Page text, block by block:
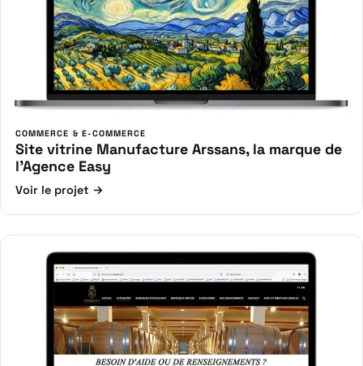
COMMERCE & E-COMMERCE
Site vitrine Manufacture Arssans, la marque de
l’Agence Easy
Voir le projet →